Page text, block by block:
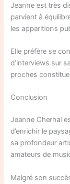
Jeanne est très
parvient à
les apparitions
Elle préfère se
d’interviews sur
proches
Conclusion
Jeanne Cherhal
d’enrichir le
sa profondeur
amateurs de
Malgré son